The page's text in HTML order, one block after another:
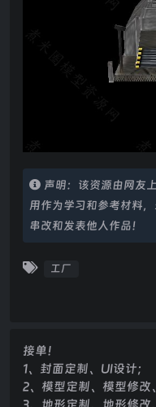
声明：该资源由网友
用作为学习和参考材料
串改和发表他人作品！
工厂
接单！
1、封面定制、UI设计；
2、模型定制、模型修改